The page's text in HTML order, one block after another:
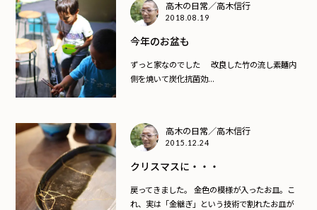
高木の日常／高木信行
2018.08.19
今年のお盆も
ずっと家なのでした 改良した竹の流し素麵内
側を焼いて炭化抗菌効...
高木の日常／高木信行
2015.12.24
クリスマスに・・・
戻ってきました。 金色の模様が入ったお皿。こ
れ、実は「金継ぎ」という技術で割れたお皿が